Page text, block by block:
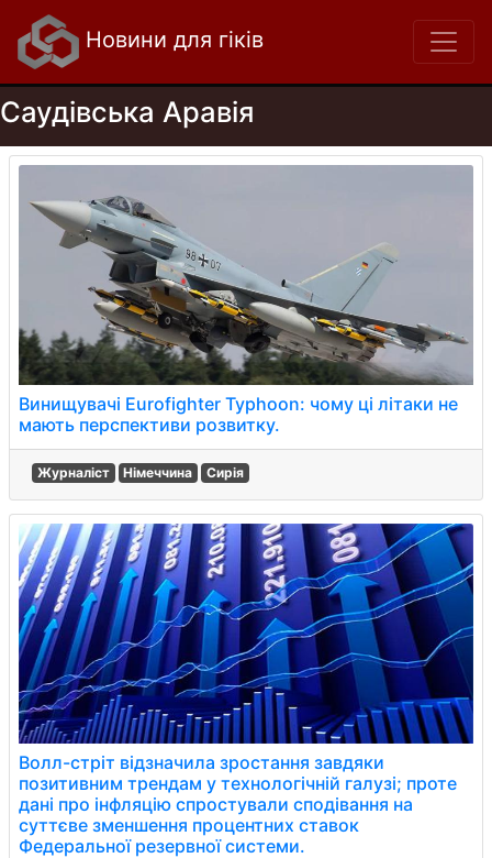
Новини для гіків
Саудівська Аравія
Винищувачі Eurofighter Typhoon: чому ці літаки не
мають перспективи розвитку.
Журналіст Німеччина Сирія
Волл-стріт відзначила зростання завдяки
позитивним трендам у технологічній галузі; проте
дані про інфляцію спростували сподівання на
суттєве зменшення процентних ставок
Федеральної резервної системи.